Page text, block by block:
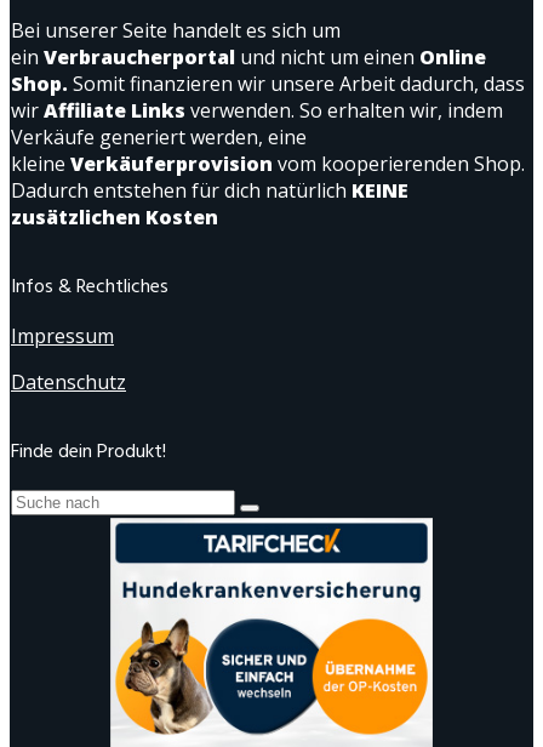
Bei unserer Seite handelt es sich um
ein Verbraucherportal und nicht um einen Online
Shop. Somit finanzieren wir unsere Arbeit dadurch, dass
wirAffiliate Links verwenden. So erhalten wir, indem
Verkäufe generiert werden, eine
kleine Verkäuferprovision vom kooperierenden Shop.
Dadurch entstehen für dich natürlich KEINE
zusätzlichen Kosten
Infos & Rechtliches
Impressum
Datenschutz
Finde dein Produkt!